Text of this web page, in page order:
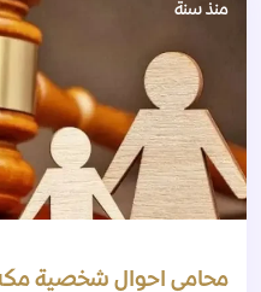
منذ سنة
محامي احوال شخصية مكه